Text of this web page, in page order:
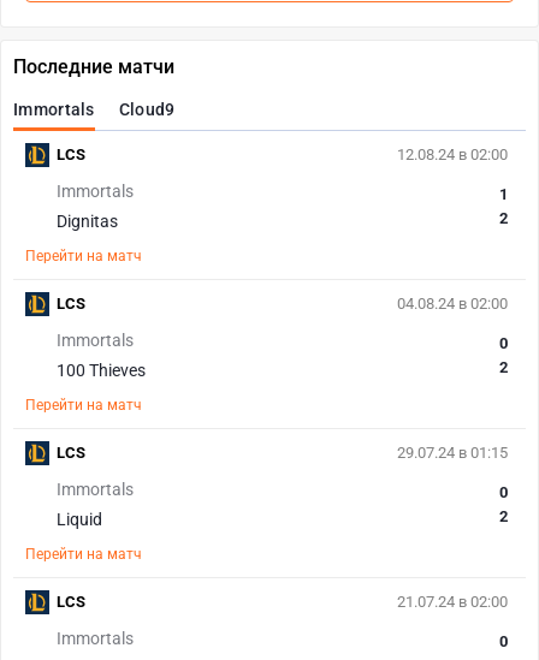
Последние матчи
Immortals Cloud9
12.08.24 в 02:00
Immortals
Dignitas
1
2
Перейти на матч
LCS
04.08.24 в 02:00
Immortals
100 Thieves
0
2
Перейти на матч
LCS
29.07.24 в 01:15
Immortals
Liquid
0
2
Перейти на матч
LCS
21.07.24 в 02:00
Immortals
0
LCS